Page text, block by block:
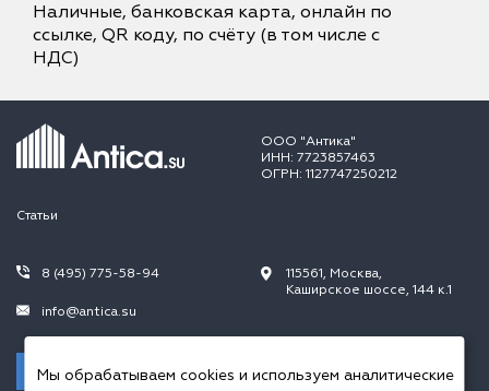
Наличные, банковская карта, онлайн по
ссылке, QR коду, по счёту (в том числе с
НДС)
ООО "Антика"
ИНН: 7723857463
ОГРН: 1127747250212
Статьи
8 (495) 775-58-94
info@antica.su
Заказать звонок
115561, Москва,
Каширское шоссе, 144 к.1
Мы обрабатываем cookies и используем аналитические